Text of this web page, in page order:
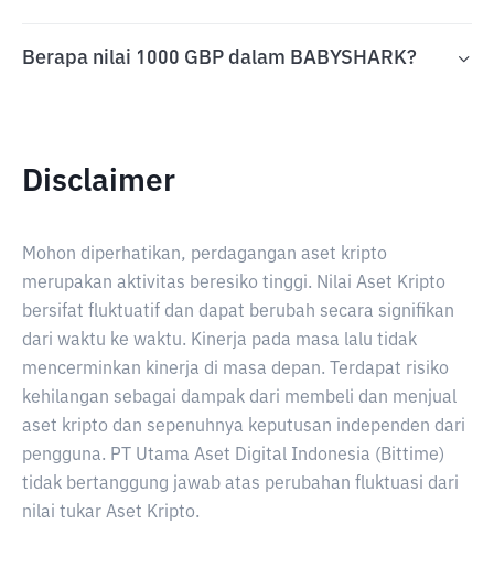
Berapa nilai 1000 GBP dalam BABYSHARK?
Disclaimer
Mohon diperhatikan, perdagangan aset kripto
merupakan aktivitas beresiko tinggi. Nilai Aset Kripto
bersifat fluktuatif dan dapat berubah secara signifikan
dari waktu ke waktu. Kinerja pada masa lalu tidak
mencerminkan kinerja di masa depan. Terdapat risiko
kehilangan sebagai dampak dari membeli dan menjual
aset kripto dan sepenuhnya keputusan independen dari
pengguna. PT Utama Aset Digital Indonesia (Bittime)
tidak bertanggung jawab atas perubahan fluktuasi dari
nilai tukar Aset Kripto.